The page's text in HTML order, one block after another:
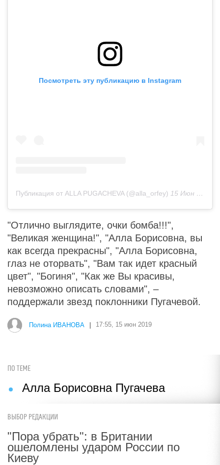
Посмотреть эту публикацию в Instagram
Публикация от ALLA PUGACHEVA (@alla_orfey) 15 Июн 2019 в 6:37 PDT
"Отлично выглядите, очки бомба!!!",
"Великая женщина!", "Алла Борисовна, вы
как всегда прекрасны", "Алла Борисовна,
глаз не оторвать", "Вам так идет красный
цвет", "Богиня", "Как же Вы красивы,
невозможно описать словами", –
поддержали звезд поклонники Пугачевой.
Полина ИВАНОВА 17:55, 15 июн 2019
ПО ТЕМЕ
Алла Борисовна Пугачева
ВЫБОР РЕДАКЦИИ
"Пора убрать": в Британии
ошеломлены ударом России по
Киеву